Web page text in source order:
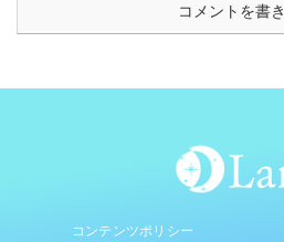
コメントを書
コンテンツポリシー